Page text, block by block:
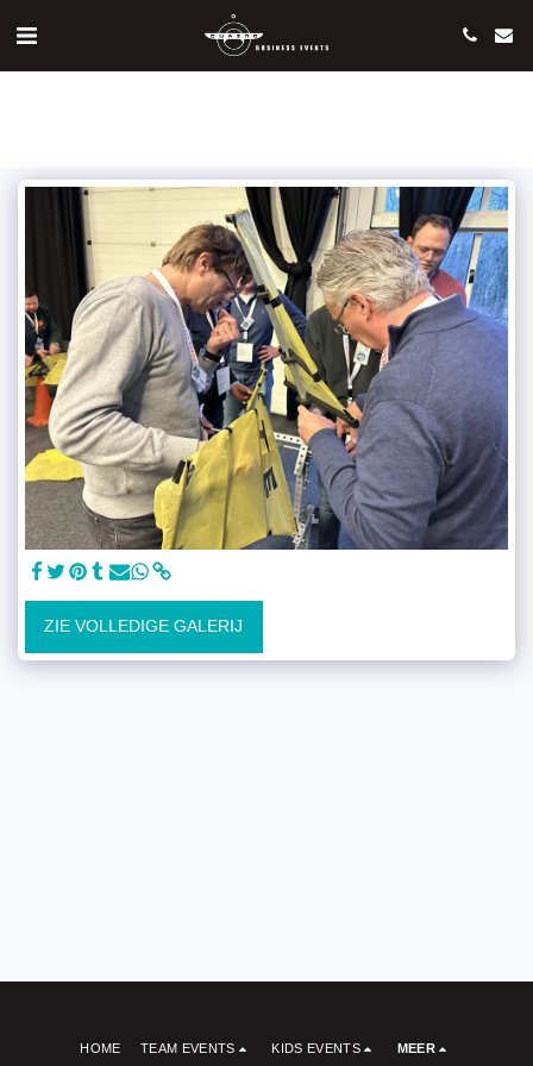
ZIE VOLLEDIGE GALERIJ
HOME TEAM EVENTS KIDS EVENTS MEER